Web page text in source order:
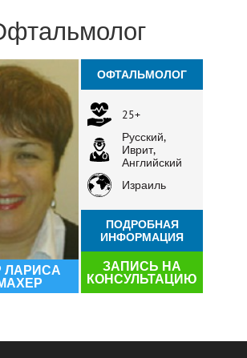
ЛАРИСА
ОФТАЛЬМОЛОГ
25+
Русский,
Иврит,
Английский
Израиль
ПОДРОБНАЯ
ИНФОРМАЦИЯ
ЗАПИСЬ НА
КОНСУЛЬТАЦИЮ